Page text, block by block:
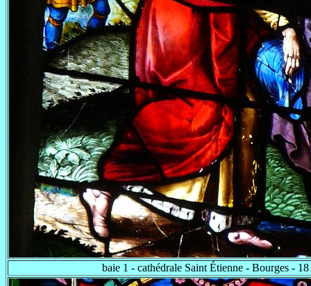
baie 1 - cathédrale Saint Étienne - Bourges -